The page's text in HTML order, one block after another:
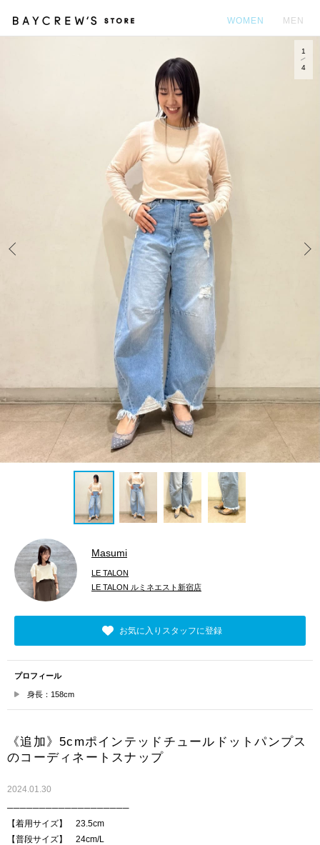
WOMEN MEN
1
4
Masumi
LE TALON
LE TALON ルミネエスト新宿店
お気に入りスタッフに登録
プロフィール
身長：158cm
《追加》5cmポインテッドチュールドットパンプス
のコーディネートスナップ
2024.01.30
───────────────────
【着用サイズ】 23.5cm
【普段サイズ】 24cm/L